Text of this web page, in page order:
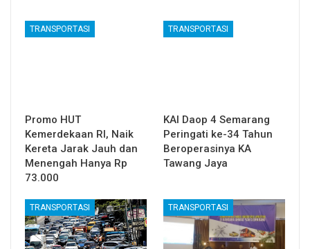
TRANSPORTASI
Promo HUT
Kemerdekaan RI, Naik
Kereta Jarak Jauh dan
Menengah Hanya Rp
73.000
TRANSPORTASI
KAI Daop 4 Semarang
Peringati ke-34 Tahun
Beroperasinya KA
Tawang Jaya
TRANSPORTASI TRANSPORTASI